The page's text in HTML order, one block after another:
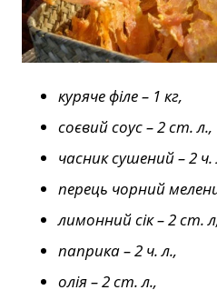
куряче філе – 1 кг,
соєвий соус – 2 ст. л.,
часник сушений – 2 ч.
перець чорний
лимонний сік – 2 ст.
паприка – 2 ч. л.,
олія – 2 ст. л.,